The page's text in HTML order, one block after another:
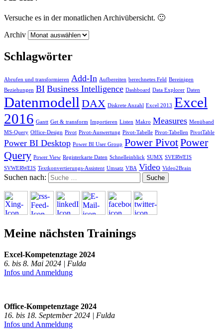
Versuche es in der monatlichen Archivübersicht. 🙂
Archiv
Schlagwörter
Abrufen und transformieren Add-In Aufbereiten berechnetes Feld Bereinigen
Beziehungen BI Business Intelligence Dashboard Data Explorer Daten
Datenmodell DAX Diskrete Anzahl Excel 2013 Excel
2016 Gantt Get & transform Importieren Listen Makro Measures Menüband
MS-Query Office-Design Pivot Pivot-Auswertung Pivot-Tabelle Pivot-Tabellen PivotTable
Power BI Desktop Power BI User Group Power PivotPower
Query Power View Registerkarte Daten Schnelleinblick SUMX SVERWEIS
SVWERWEIS Textkonvertierungs-Assistent Umsatz VBA Video Video2Brain
Suchen nach:
Meine nächsten Trainings
Excel-Kompetenztage 2024
6. bis 8. Mai 2024 | Fulda
Infos und Anmeldung
Office-Kompetenztage 2024
16. bis 18. September 2024 | Fulda
Infos und Anmeldung